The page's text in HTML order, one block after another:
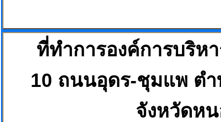
ที่ทำการองค์การบริห
10 ถนนอุดร-ชุมแพ ตำ
จังหวัดห